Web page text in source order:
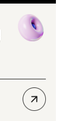
보
기
상
세